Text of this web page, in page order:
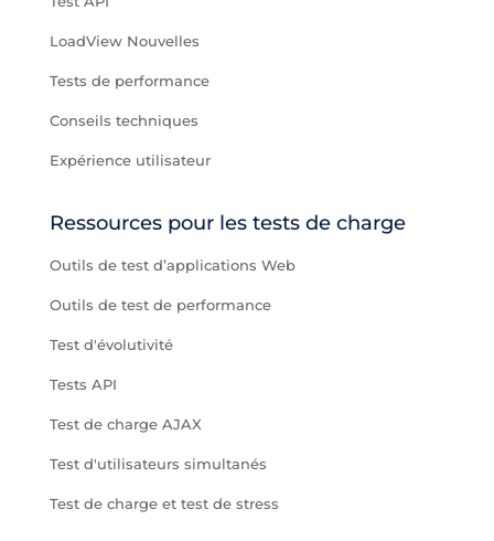
LoadView Nouvelles
Tests de performance
Conseils techniques
Expérience utilisateur
Ressources pour les tests de charge
Outils de test d’applications Web
Outils de test de performance
Test d'évolutivité
Tests API
Test de charge AJAX
Test d'utilisateurs simultanés
Test de charge et test de stress